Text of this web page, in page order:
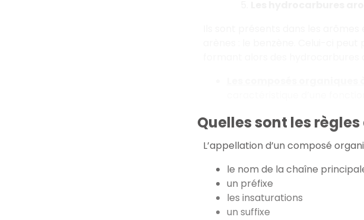
Quelles sont les
L’appellation d’un composé
le nom de la chaîne
un préfixe
les insaturations
un suffixe